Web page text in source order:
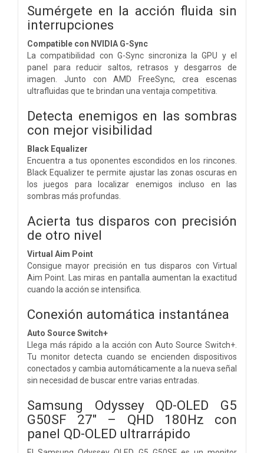
Sumérgete en la acción fluida sin
interrupciones
Compatible con NVIDIA G-Sync
La compatibilidad con G-Sync sincroniza la GPU y el
panel para reducir saltos, retrasos y desgarros de
imagen. Junto con AMD FreeSync, crea escenas
ultrafluidas que te brindan una ventaja competitiva.
Detecta enemigos en las sombras
con mejor visibilidad
Black Equalizer
Encuentra a tus oponentes escondidos en los rincones.
Black Equalizer te permite ajustar las zonas oscuras en
los juegos para localizar enemigos incluso en las
sombras más profundas.
Acierta tus disparos con precisión
de otro nivel
Virtual Aim Point
Consigue mayor precisión en tus disparos con Virtual
Aim Point. Las miras en pantalla aumentan la exactitud
cuando la acción se intensifica.
Conexión automática instantánea
Auto Source Switch+
Llega más rápido a la acción con Auto Source Switch+.
Tu monitor detecta cuando se encienden dispositivos
conectados y cambia automáticamente a la nueva señal
sin necesidad de buscar entre varias entradas.
Samsung Odyssey QD-OLED G5
G50SF 27" – QHD 180Hz con
panel QD-OLED ultrarrápido